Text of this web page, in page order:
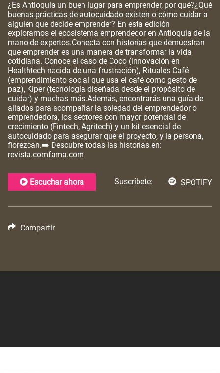
¿Es Antioquia un buen lugar para emprender, por qué?¿Qué
buenas prácticas de autocuidado existen o cómo cuidar a
alguien que decide emprender? En esta edición
exploramos el ecosistema emprendedor en Antioquia de la
mano de expertos.Conecta con historias que demuestran
que emprender es una manera de transformar la vida
cotidiana. Conoce el caso de Coco (innovación en
Healthtech nacida de una frustración), Rituales Café
(emprendimiento social que usa el café como gesto de
paz), Kiper (tecnología diseñada desde el propósito de
cuidar) y muchas más.Además, encontrarás una guía de
aliados para acompañar la soledad del emprendedor o
emprendedora, los sectores con mayor potencial de
crecimiento (Fintech, Agritech) y un kit esencial de
autocuidado para asegurar que el proyecto, y la persona,
florezcan.➡️ Descubre todas las historias en:
revista.comfama.com
Escuchar ahora Suscríbete: SPOTIFY
Compartir